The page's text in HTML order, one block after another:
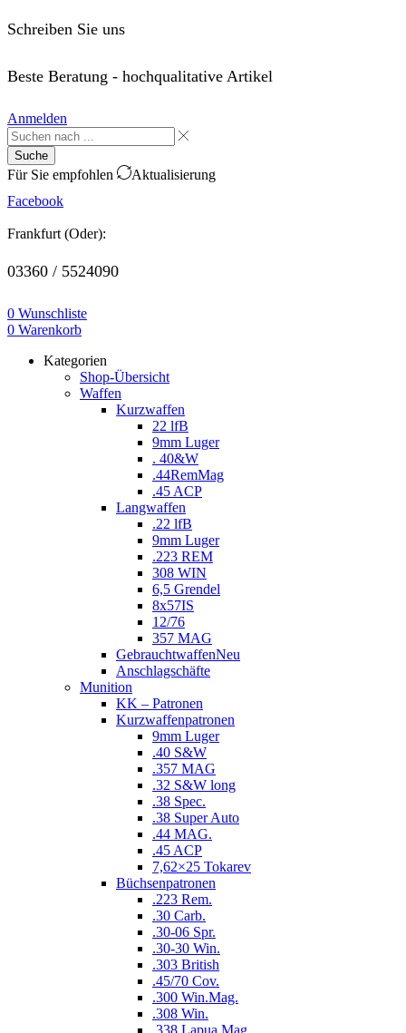
Schreiben Sie uns
Beste Beratung - hochqualitative Artikel
Anmelden
Suche
Für Sie empfohlen
Aktualisierung
Facebook
Frankfurt (Oder):
03360 / 5524090
0 Wunschliste
0 Warenkorb
Kategorien
Shop-Übersicht
Waffen
Kurzwaffen
22 lfB
9mm Luger
. 40&W
.44RemMag
.45 ACP
Langwaffen
.22 lfB
9mm Luger
.223 REM
308 WIN
6,5 Grendel
8x57IS
12/76
357 MAG
GebrauchtwaffenNeu
Anschlagschäfte
Munition
KK – Patronen
Kurzwaffenpatronen
9mm Luger
.40 S&W
.357 MAG
.32 S&W long
.38 Spec.
.38 Super Auto
.44 MAG.
.45 ACP
7,62×25 Tokarev
Büchsenpatronen
.223 Rem.
.30 Carb.
.30-06 Spr.
.30-30 Win.
.303 British
.45/70 Cov.
.300 Win.Mag.
.308 Win.